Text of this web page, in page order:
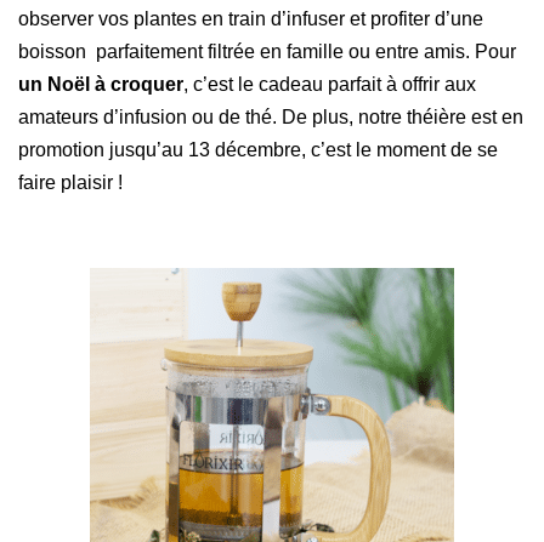
observer vos plantes en train d’infuser et profiter d’une
boisson parfaitement filtrée en famille ou entre amis. Pour
un Noël à croquer, c’est le cadeau parfait à offrir aux
amateurs d’infusion ou de thé. De plus, notre théière est en
promotion jusqu’au 13 décembre, c’est le moment de se
faire plaisir !